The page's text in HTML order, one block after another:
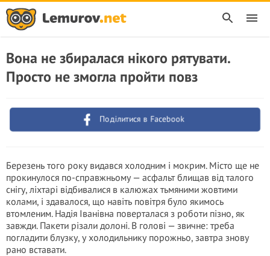
Вона не збиралася нікого рятувати.
Просто не змогла пройти повз
Поділитися в Facebook
Березень того року видався холодним і мокрим. Місто ще не
прокинулося по-справжньому — асфальт блищав від талого
снігу, ліхтарі відбивалися в калюжах тьмяними жовтими
колами, і здавалося, що навіть повітря було якимось
втомленим. Надія Іванівна поверталася з роботи пізно, як
завжди. Пакети різали долоні. В голові — звичне: треба
погладити блузку, у холодильнику порожньо, завтра знову
рано вставати.